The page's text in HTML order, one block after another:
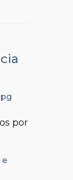
por
e